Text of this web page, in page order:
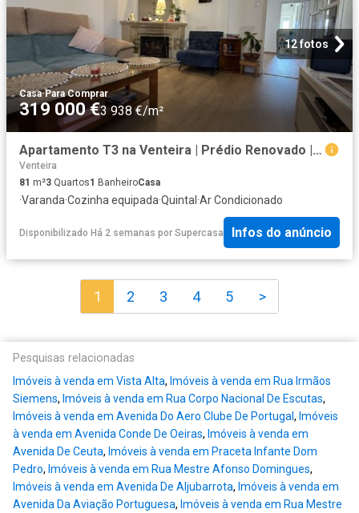
12 fotos
Casa·Para Comprar
319 000 €3 938 €/m²
Apartamento T3 na Venteira | Prédio Renovado | Excelente Investimento | AMADORA
Venteira
81 m²3 Quartos1 BanheiroCasa
·Varanda·Cozinha equipada·Quintal ·Ar Condicionado
Disponibilizado Há 2 semanas por Supercasa Infos do anúncio
1 2 3 4 5 >
Pesquisas relacionadas
Imóveis à venda em Vista Alta, Imóveis à venda em Rua Irmãos
Siemens, Imóveis à venda em Rua Corpo Nacional De Escutas,
Imóveis à venda em Avenida Do Aero Clube De Portugal, Imóveis
à venda em Avenida Conde De Oeiras, Imóveis à venda em
Avenida De Ceuta, Imóveis à venda em Praceta Infante Dom
Pedro, Imóveis à venda em Rua Mestre Afonso Domingues,
Imóveis à venda em Avenida De Aljubarrota, Imóveis à venda em
Avenida Da Aviação Portuguesa, Imóveis à venda em Rua Mestre